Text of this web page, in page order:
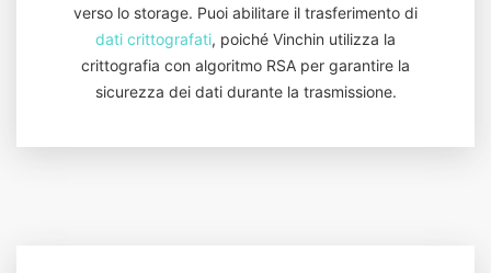
verso lo storage. Puoi abilitare il trasferimento di
dati crittografati, poiché Vinchin utilizza la
crittografia con algoritmo RSA per garantire la
sicurezza dei dati durante la trasmissione.